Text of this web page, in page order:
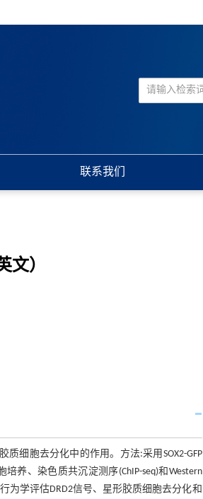
联系我们
文）
质细胞去分化中的作用。方法:采用SOX2-GFP
养、染色质共沉淀测序(ChIP-seq)和Western
为学评估DRD2信号、星形胶质细胞去分化和